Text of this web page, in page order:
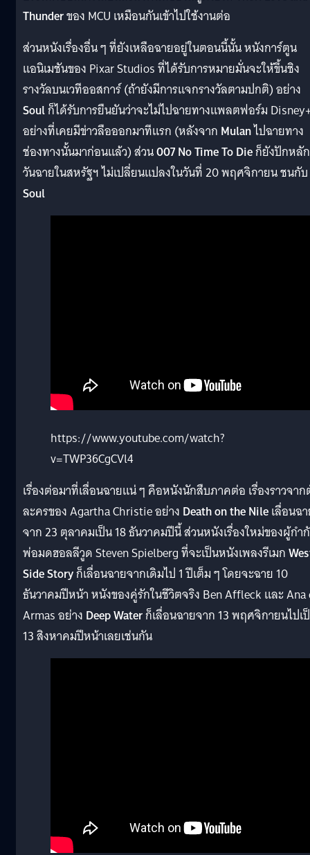
Thunderของ MCU เหมือนกันเข้าไปใช้งานต่อ
ส่วนหนังเรื่องอื่น ๆ ที่ยังเหลือฉายอยู่ในตอนนี้นั้น หนังการ์ตูน
แอนิเมชันของ Pixar Studios ที่ได้รับการหมายมั่นจะให้ขึ้นชิง
รางวัลบนเวทีออสการ์ (ถ้ายังมีการแจกรางวัลตามปกติ) อย่าง
Soulก็ได้รับการยืนยันว่าจะไม่ไปฉายทางแพลตฟอร์ม
อย่างที่เคยมีข่าวลือออกมาทีแรก (หลังจาก Mulanไปฉายทาง
ช่องทางนั้นมาก่อนแล้ว) ส่วน007 No Time To Dieก็ยังปักหลัก
วันฉายในสหรัฐฯ ไม่เปลี่ยนแปลงในวันที่ 20 พฤศจิกายน ชนกับ
Soul
https://www.youtube.com/watch?
v=TWP36CgCVl4
เรื่องต่อมาที่เลื่อนฉายแน่ ๆ คือหนังนักสืบภาคต่อ เรื่องราวจาก
ละครของ Agartha Christie อย่าง Death on the Nileเลื่อนฉ
จาก 23 ตุลาคมเป็น 18 ธันวาคมปีนี้ ส่วนหนังเรื่องใหม่ของผู้กำ
พ่อมดฮอลลีวูด Steven Spielberg ที่จะเป็นหนังเพลงรีเมก
Side Storyก็เลื่อนฉายจากเดิมไป 1 ปีเต็ม ๆ โดยจะฉาย 10
ธันวาคมปีหน้า หนังของคู่รักในชีวิตจริง Ben Affleck และ Ana
Armas อย่าง Deep Waterก็เลื่อนฉายจาก 13 พฤศจิกายนไปเ
13 สิงหาคมปีหน้าเลยเช่นกัน